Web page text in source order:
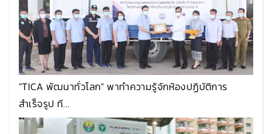
"TICA พัฒนาทั่วโลก" พาทำความรู้จักห้องปฏิบัติการ
สำเร็จรูป ที...